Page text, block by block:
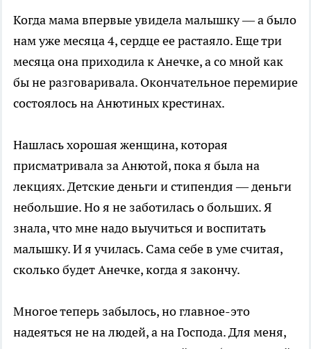
Когда мама впервые увидела малышку — а было
нам уже месяца 4, сердце ее растаяло. Еще три
месяца она приходила к Анечке, а со мной как
бы не разговаривала. Окончательное перемирие
состоялось на Анютиных крестинах.
Нашлась хорошая женщина, которая
присматривала за Анютой, пока я была на
лекциях. Детские деньги и стипендия — деньги
небольшие. Но я не заботилась о больших. Я
знала, что мне надо выучиться и воспитать
малышку. И я училась. Сама себе в уме считая,
сколько будет Анечке, когда я закончу.
Многое теперь забылось, но главное-это
надеяться не на людей, а на Господа. Для меня,